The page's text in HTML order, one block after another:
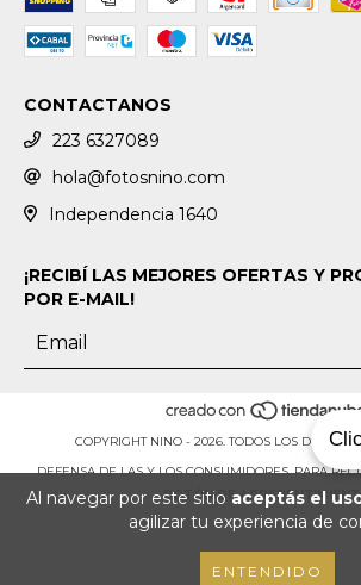
Al navegar por este sitio aceptás el
agilizar tu experiencia de
ENTENDIDO
CONTACTANOS
223 6327089
hola@fotosnino.com
Independencia 1640
¡RECIBÍ LAS MEJORES OFERTAS Y
POR E-MAIL!
COPYRIGHT NINO - 2026. TODOS LOS
DEFENSA DE LAS Y LOS CONSUMIDORES. PARA
BOTÓN DE